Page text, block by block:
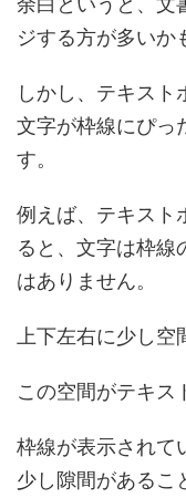
ジする方が多いか
しかし、テキスト
文字が枠線にぴっ
す。
例えば、テキスト
ると、文字は枠線
はありません。
上下左右に少し空
この空間がテキス
枠線が表示されて
少し隙間があるこ